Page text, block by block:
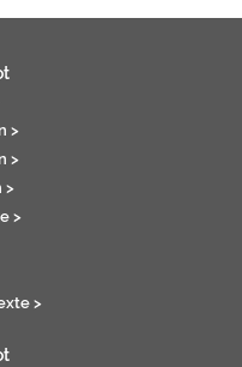
>
>
>
>
>